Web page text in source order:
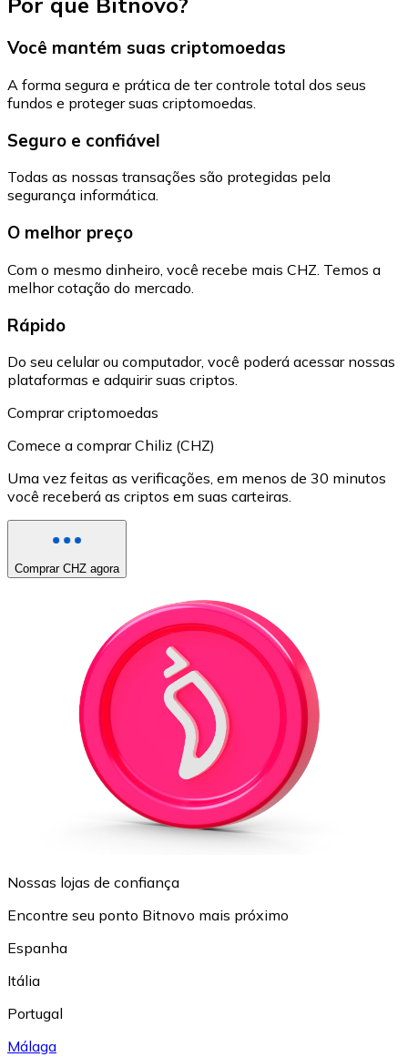
Você mantém suas criptomoedas
A forma segura e prática de ter controle total dos seus
fundos e proteger suas criptomoedas.
Seguro e confiável
Todas as nossas transações são protegidas pela
segurança informática.
O melhor preço
Com o mesmo dinheiro, você recebe mais CHZ. Temos a
melhor cotação do mercado.
Rápido
Do seu celular ou computador, você poderá acessar nossas
plataformas e adquirir suas criptos.
Comprar criptomoedas
Comece a comprar Chiliz (CHZ)
Uma vez feitas as verificações, em menos de 30 minutos
você receberá as criptos em suas carteiras.
Comprar CHZ agora
Nossas lojas de confiança
Encontre seu ponto Bitnovo mais próximo
Espanha
Itália
Portugal
Málaga